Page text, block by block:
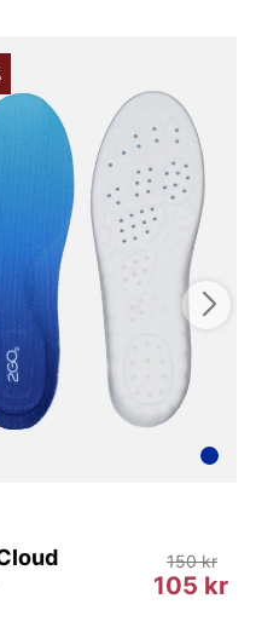
ländrygg. Oavsett om
utforskar nya platser,
Det andningsbara
så
det ergonomiska
behåller en naturlig
kompatibla med ett
med
genomtänkt, effektivt
och en
oss även i vår butik i
105 kr
150 kr